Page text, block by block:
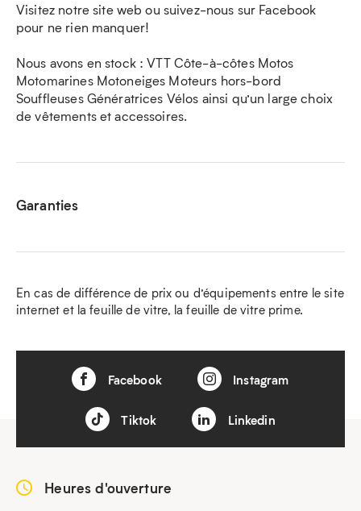
Visitez notre site web ou suivez-nous sur Facebook
pour ne rien manquer!
Nous avons en stock : VTT Côte-à-côtes Motos
Motomarines Motoneiges Moteurs hors-bord
Souffleuses Génératrices Vélos ainsi qu’un large choix
de vêtements et accessoires.
Garanties
En cas de différence de prix ou d’équipements entre le site
internet et la feuille de vitre, la feuille de vitre prime.
Facebook Instagram
Tiktok Linkedin
Heures d'ouverture